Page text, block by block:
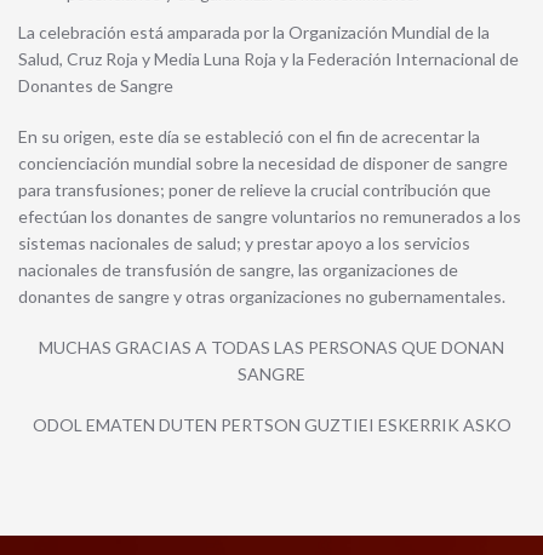
La celebración está amparada por la Organización Mundial de la
Salud, Cruz Roja y Media Luna Roja y la Federación Internacional de
Donantes de Sangre
En su origen, este día se estableció con el fin de acrecentar la
concienciación mundial sobre la necesidad de disponer de sangre
para transfusiones; poner de relieve la crucial contribución que
efectúan los donantes de sangre voluntarios no remunerados a los
sistemas nacionales de salud; y prestar apoyo a los servicios
nacionales de transfusión de sangre, las organizaciones de
donantes de sangre y otras organizaciones no guber­namentales.
MUCHAS GRACIAS A TODAS LAS PERSONAS QUE DONAN
SANGRE
ODOL EMATEN DUTEN PERTSON GUZTIEI ESKERRIK ASKO